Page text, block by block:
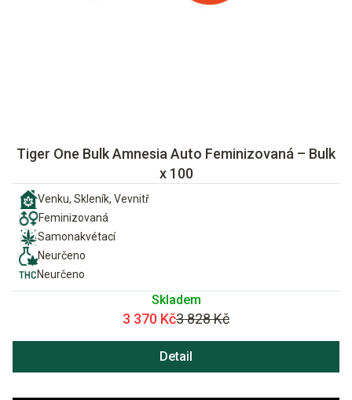
Tiger One Bulk Amnesia Auto Feminizovaná – Bulk
x 100
Venku, Skleník, Vevnitř
Feminizovaná
Samonakvétací
Neurčeno
Neurčeno
Skladem
3 370 Kč3 828 Kč
Detail